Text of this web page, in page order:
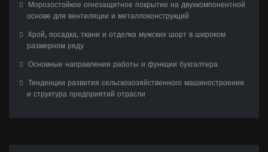
Морозостойкое огнезащитное покрытие на двухкомпонентной
основе для вентиляции и металлоконструкций
Крой, посадка, ткани и отделка мужских шорт в широком
размерном ряду
Основные направления работы и функции бухгалтера
Тенденции развития сельскохозяйственного машиностроения
и структура предприятий отрасли